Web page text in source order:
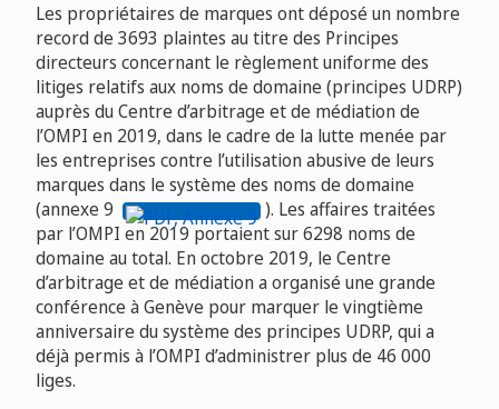
Les propriétaires de marques ont déposé un nombre
record de 3693 plaintes au titre des Principes
directeurs concernant le règlement uniforme des
litiges relatifs aux noms de domaine (principes UDRP)
auprès du Centre d’arbitrage et de médiation de
l’OMPI en 2019, dans le cadre de la lutte menée par
les entreprises contre l’utilisation abusive de leurs
marques dans le système des noms de domaine
(annexe 9
). Les affaires traitées
par l’OMPI en 2019 portaient sur 6298 noms de
domaine au total. En octobre 2019, le Centre
d’arbitrage et de médiation a organisé une grande
conférence à Genève pour marquer le vingtième
anniversaire du système des principes UDRP, qui a
déjà permis à l’OMPI d’administrer plus de 46 000
liges.